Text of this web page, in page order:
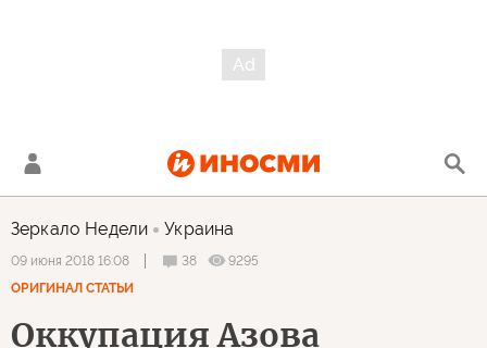
Зеркало Недели Украина
09 июня 2018 16:08 38
9295
ОРИГИНАЛ СТАТЬИ
Оккупация Азова